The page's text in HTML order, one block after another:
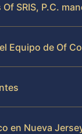
SRIS, P.C.
Equipo de Of
en Nueva